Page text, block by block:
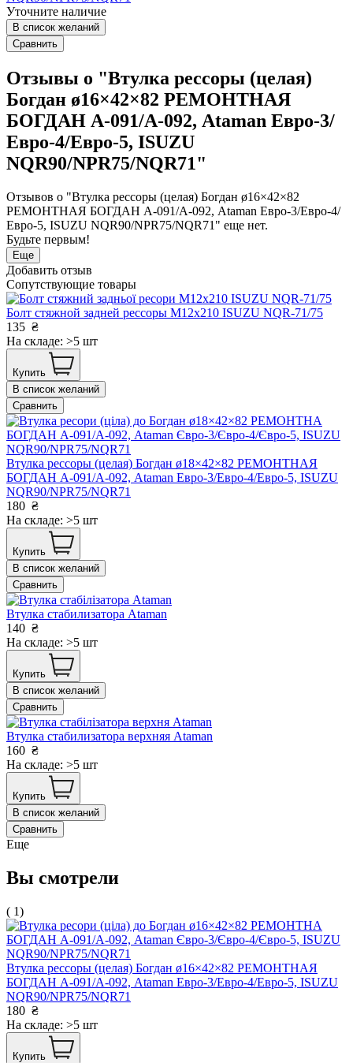
Уточните наличие
В список желаний
Сравнить
Отзывы о "Втулка рессоры (целая)
Богдан ø16×42×82 РЕМОНТНАЯ
БОГДАН А-091/А-092, Ataman Евро-3/
Евро-4/Евро-5, ISUZU
NQR90/NPR75/NQR71"
Отзывов о "Втулка рессоры (целая) Богдан ø16×42×82
РЕМОНТНАЯ БОГДАН А-091/А-092, Ataman Евро-3/Евро-4/
Евро-5, ISUZU NQR90/NPR75/NQR71" еще нет.
Будьте первым!
Еще
Добавить отзыв
Сопутствующие товары
Болт стяжной задней рессоры M12x210 ISUZU NQR-71/75
135 ₴
На складе: >5 шт
Купить
В список желаний
Сравнить
Втулка рессоры (целая) Богдан ø18×42×82 РЕМОНТНАЯ
БОГДАН А-091/А-092, Ataman Евро-3/Евро-4/Евро-5, ISUZU
NQR90/NPR75/NQR71
180 ₴
На складе: >5 шт
Купить
В список желаний
Сравнить
Втулка стабилизатора Ataman
140 ₴
На складе: >5 шт
Купить
В список желаний
Сравнить
Втулка стабилизатора верхняя Ataman
160 ₴
На складе: >5 шт
Купить
В список желаний
Сравнить
Еще
Вы смотрели
( 1)
Втулка рессоры (целая) Богдан ø16×42×82 РЕМОНТНАЯ
БОГДАН А-091/А-092, Ataman Евро-3/Евро-4/Евро-5, ISUZU
NQR90/NPR75/NQR71
180 ₴
На складе: >5 шт
Купить